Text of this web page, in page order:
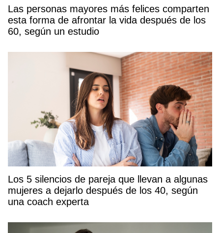
Las personas mayores más felices comparten
esta forma de afrontar la vida después de los
60, según un estudio
Los 5 silencios de pareja que llevan a algunas
mujeres a dejarlo después de los 40, según
una coach experta